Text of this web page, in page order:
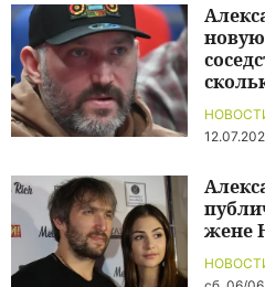
жене